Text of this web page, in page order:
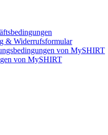
& Widerrufsformular
von MySHIRT
von MySHIRT